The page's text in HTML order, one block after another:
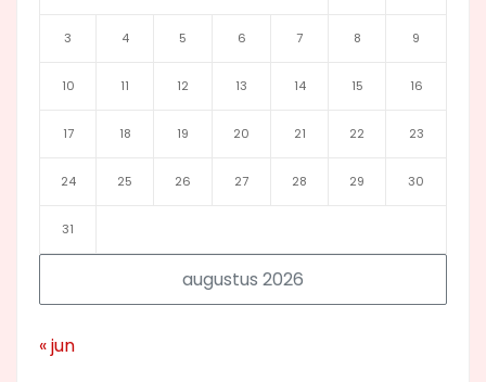
augustus 2026
3 4 5 6 7 8 9
10 11 12 13 14 15 16
17 18 19 20 21 22 23
24 25 26 27 28 29 30
31
« jun